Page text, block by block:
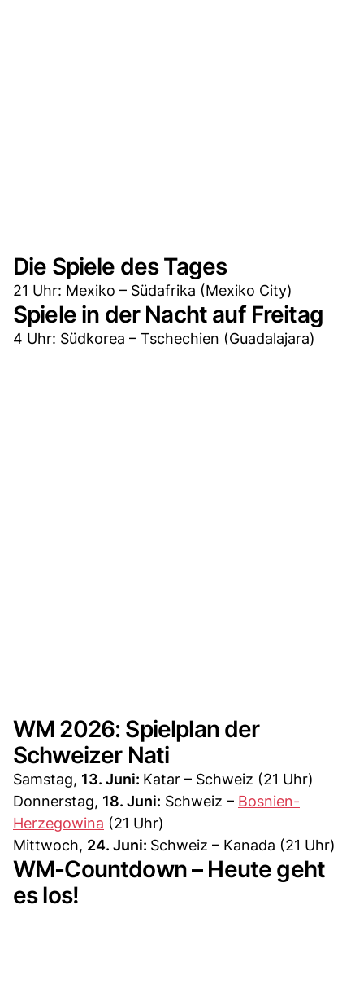
Die Spiele des Tages
21 Uhr: Mexiko – Südafrika (Mexiko City)
Spiele in der Nacht auf Freitag
4 Uhr: Südkorea – Tschechien (Guadalajara)
WM 2026: Spielplan der
Schweizer Nati
Samstag, 13. Juni: Katar – Schweiz (21 Uhr)
Donnerstag, 18. Juni: Schweiz – Bosnien-
Herzegowina (21 Uhr)
Mittwoch, 24. Juni: Schweiz – Kanada (21 Uhr)
WM-Countdown – Heute geht
es los!